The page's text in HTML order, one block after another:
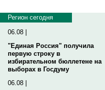
Регион сегодня
06.08 |
"Единая Россия" получила
первую строку в
избирательном бюллетене на
выборах в Госдуму
06.08 |